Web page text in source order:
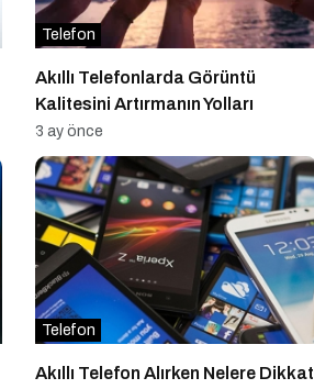
Akıllı Telefonlarda Görüntü
Kalitesini Artırmanın Yolları
Telefon
3 ay önce
Akıllı Telefon Alırken Nelere Dikkat
Telefon